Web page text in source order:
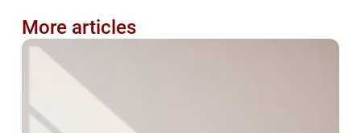
More articles